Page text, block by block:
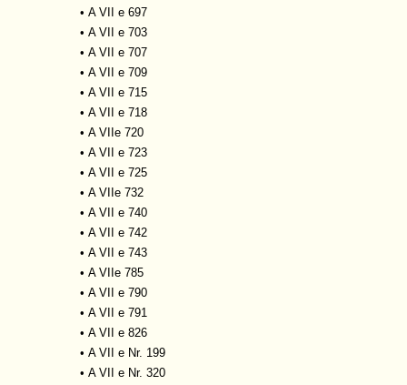
• A VII e 697
• A VII e 703
• A VII e 707
• A VII e 709
• A VII e 715
• A VII e 718
• A VIIe 720
• A VII e 723
• A VII e 725
• A VIIe 732
• A VII e 740
• A VII e 742
• A VII e 743
• A VIIe 785
• A VII e 790
• A VII e 791
• A VII e 826
• A VII e Nr. 199
• A VII e Nr. 320